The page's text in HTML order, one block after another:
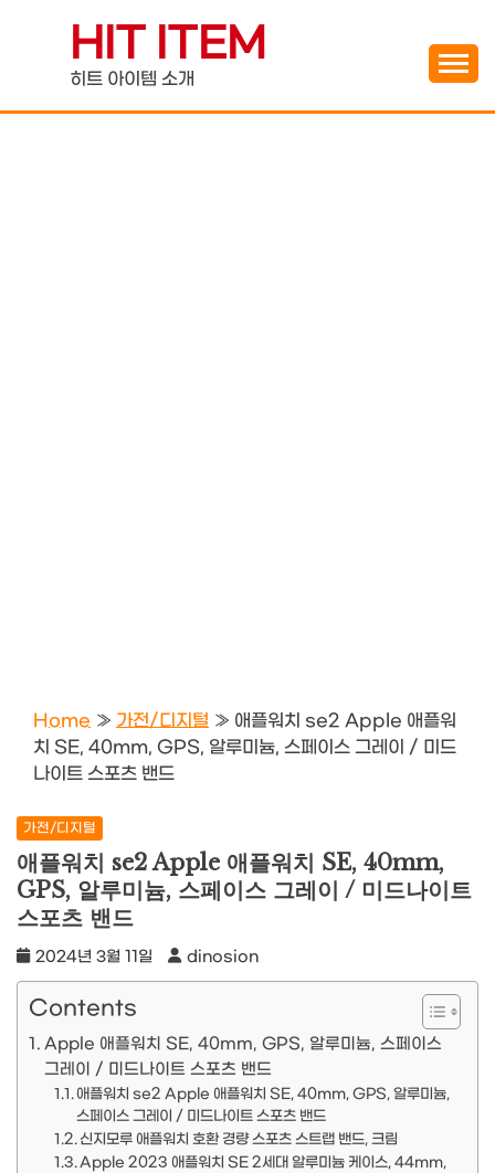
contentHIT ITEM
히트 아이템 소개
Home » 가전/디지털 » 애플워치 se2 Apple 애플워
치 SE, 40mm, GPS, 알루미늄, 스페이스 그레이 / 미드
나이트 스포츠 밴드
가전/디지털
애플워치 se2 Apple 애플워치 SE, 40mm,
GPS, 알루미늄, 스페이스 그레이 / 미드나이트
스포츠 밴드
2024년 3월 11일 dinosion
Contents
Apple 애플워치 SE, 40mm, GPS, 알루미늄, 스페이스
그레이 / 미드나이트 스포츠 밴드
애플워치 se2 Apple 애플워치 SE, 40mm, GPS, 알루미늄,
스페이스 그레이 / 미드나이트 스포츠 밴드
신지모루 애플워치 호환 경량 스포츠 스트랩 밴드, 크림
Apple 2023 애플워치 SE 2세대 알루미늄 케이스, 44mm,